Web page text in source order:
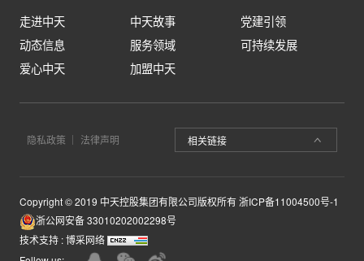
走进中天 中天故事
党建引领
动态信息
服务领域
可持续发展
爱心中天
加盟中天
隐私政策 法律声明 相关链接
Copyright © 2019 中天控股集团有限公司版权所有浙ICP备11004500号-1
浙公网安备 33010202002298号
技术支持 :博采网络